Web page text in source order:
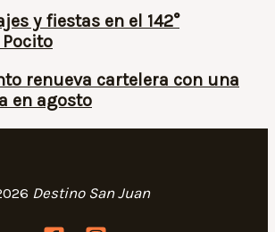
y fiestas en el 142°
renueva cartelera con una
en agosto
Destino San Juan